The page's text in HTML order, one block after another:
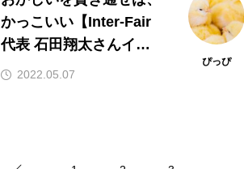
かっこいい【Inter-Fair
代表 石田翔太さんイン
タビュー】
ぴっぴ
2022.05.07